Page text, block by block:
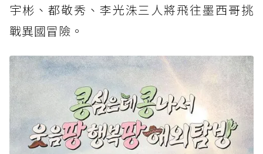
宇彬、都敬秀、李光洙三人將飛往墨西哥挑
戰異國冒險。